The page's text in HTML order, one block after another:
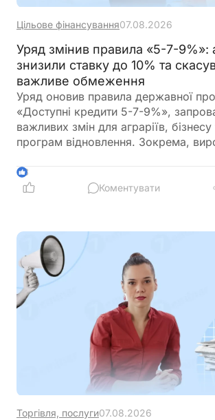
Цільове фінансування07.08.2026
Уряд змінив правила «5-7-9%»:
знизили ставку до 10% та
важливе обмеження
Уряд оновив правила державної
«Доступні кредити 5-7-9%»,
важливих змін для аграріїв, бізнесу
програм відновлення. Зокрема,
більше можливостей для
оборотного капіталу за нижчою
3
Коментувати
Торгівля, послуги07.08.2026